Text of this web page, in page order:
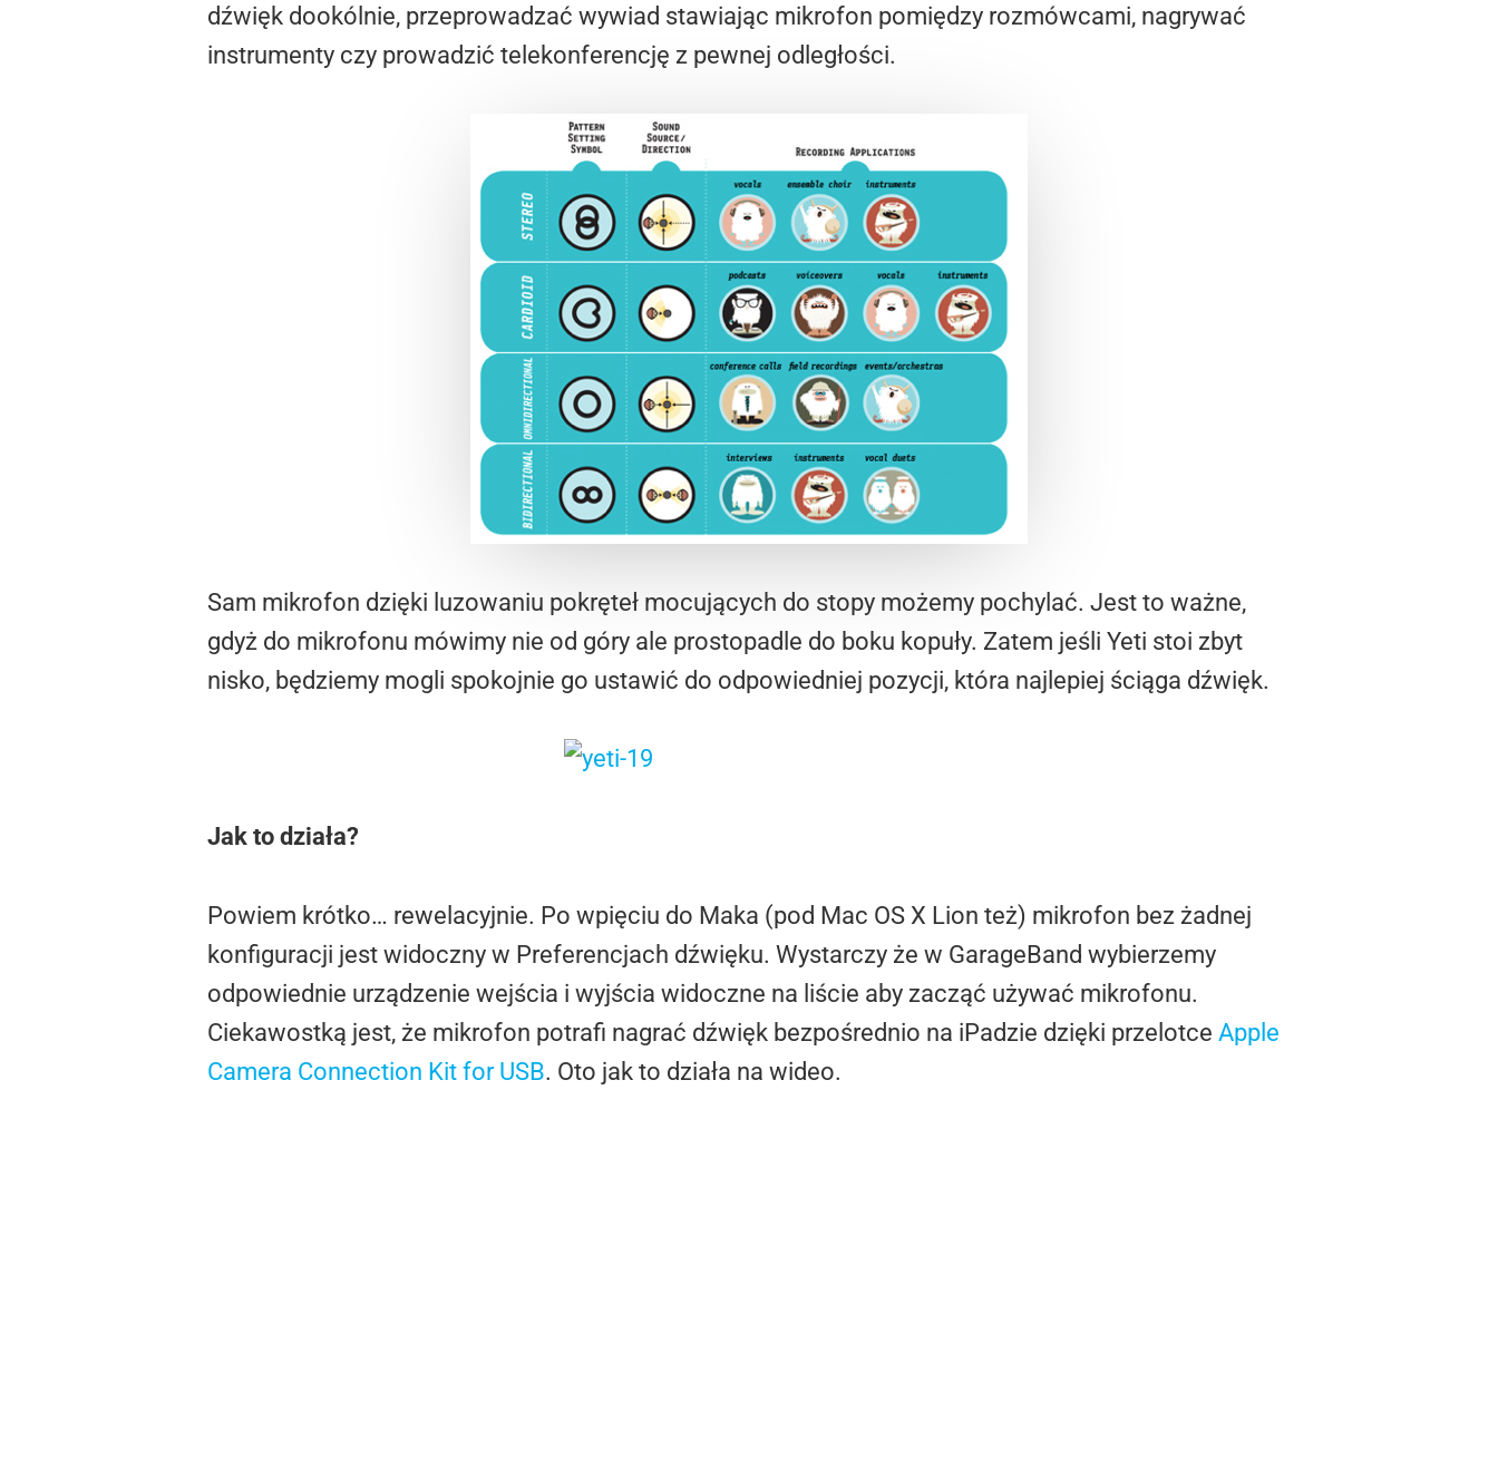
dźwięk dookólnie, przeprowadzać wywiad stawiając mikrofon pomiędzy rozmówcami, nagrywać
instrumenty czy prowadzić telekonferencję z pewnej odległości.
Sam mikrofon dzięki luzowaniu pokręteł mocujących do stopy możemy pochylać. Jest to ważne,
gdyż do mikrofonu mówimy nie od góry ale prostopadle do boku kopuły. Zatem jeśli Yeti stoi zbyt
nisko, będziemy mogli spokojnie go ustawić do odpowiedniej pozycji, która najlepiej ściąga dźwięk.
Jak to działa?
Powiem krótko… rewelacyjnie. Po wpięciu do Maka (pod Mac OS X Lion też) mikrofon bez żadnej
konfiguracji jest widoczny w Preferencjach dźwięku. Wystarczy że w GarageBand wybierzemy
odpowiednie urządzenie wejścia i wyjścia widoczne na liście aby zacząć używać mikrofonu.
Ciekawostką jest, że mikrofon potrafi nagrać dźwięk bezpośrednio na iPadzie dzięki przelotce Apple
Camera Connection Kit for USB. Oto jak to działa na wideo.